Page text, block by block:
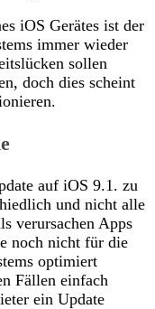
iOS Gerätes ist der
immer wieder
sollen
doch dies scheint
auf iOS 9.1. zu
und nicht alle
verursachen Apps
noch nicht für die
optimiert
Fällen einfach
ein Update